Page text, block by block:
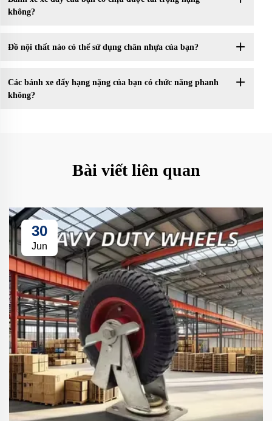
không?
Đồ nội thất nào có thể sử dụng chân nhựa của bạn?
Các bánh xe đẩy hạng nặng của bạn có chức năng phanh
không?
Bài viết liên quan
30
Jun